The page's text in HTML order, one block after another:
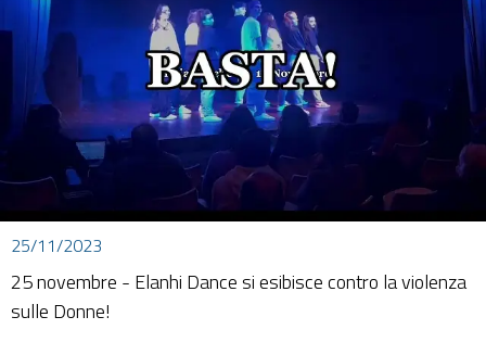
25/11/2023
25 novembre - Elanhi Dance si esibisce contro la violenza
sulle Donne!